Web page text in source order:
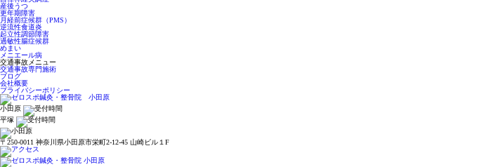
産後うつ
更年期障害
月経前症候群（PMS）
逆流性食道炎
起立性調節障害
過敏性腸症候群
めまい
メニエール病
交通事故メニュー
交通事故専門施術
ブログ
会社概要
プライバシーポリシー
小田原
平塚
〒250-0011 神奈川県小田原市栄町2-12-45 山崎ビル１F